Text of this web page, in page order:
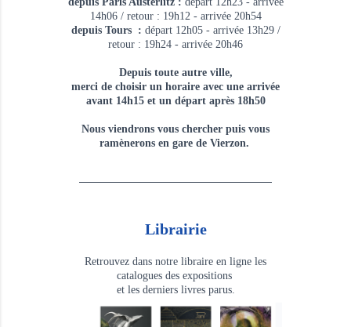
14h06 / retour : 19h12 - arrivée 20h54
depuis Tours : départ 12h05 - arrivée 13h29 /
retour : 19h24 - arrivée 20h46
Depuis toute autre ville,
merci de choisir un horaire avec une arrivée
avant 14h15 et un départ après 18h50
Nous viendrons vous chercher puis vous
ramènerons en gare de Vierzon.
Librairie
Retrouvez dans notre libraire en ligne les
catalogues des expositions
et les derniers livres parus.